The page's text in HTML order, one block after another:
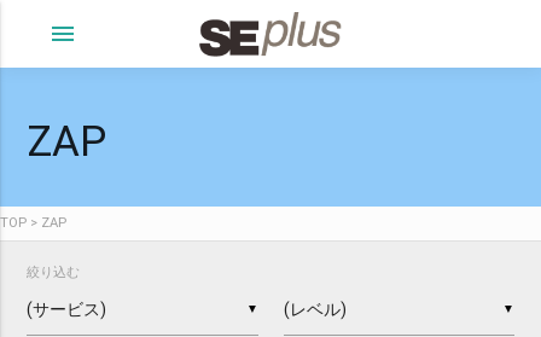
menu
ZAP
TOP ZAP
絞り込む
▼ ▼